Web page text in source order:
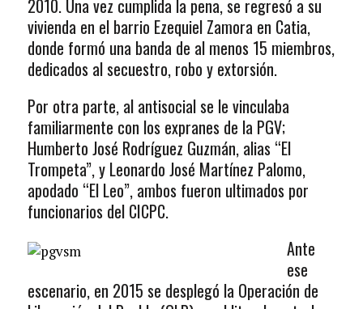
2010. Una vez cumplida la pena, se regresó a su
vivienda en el barrio Ezequiel Zamora en Catia,
donde formó una banda de al menos 15 miembros,
dedicados al secuestro, robo y extorsión.
Por otra parte, al antisocial se le vinculaba
familiarmente con los expranes de la PGV;
Humberto José Rodríguez Guzmán, alias “El
Trompeta”, y Leonardo José Martínez Palomo,
apodado “El Leo”, ambos fueron ultimados por
funcionarios del CICPC.
Ante
ese
escenario, en 2015 se desplegó la Operación de